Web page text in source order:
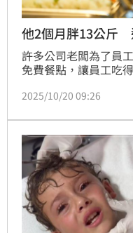
他2個月胖13公斤
許多公司老闆為了員
免費餐點，讓員工吃
但最近改由廚媽煮飯
普渡拜拜的泡麵當正
發網友熱烈討論。有
午餐，甚至吃到螃蟹
2025/10/20 09:26